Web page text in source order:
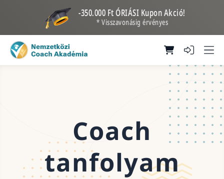
-350.000 Ft ÓRIÁSI Kupon Akció!
* Visszavonásig érvényes
Coach
tanfolyam